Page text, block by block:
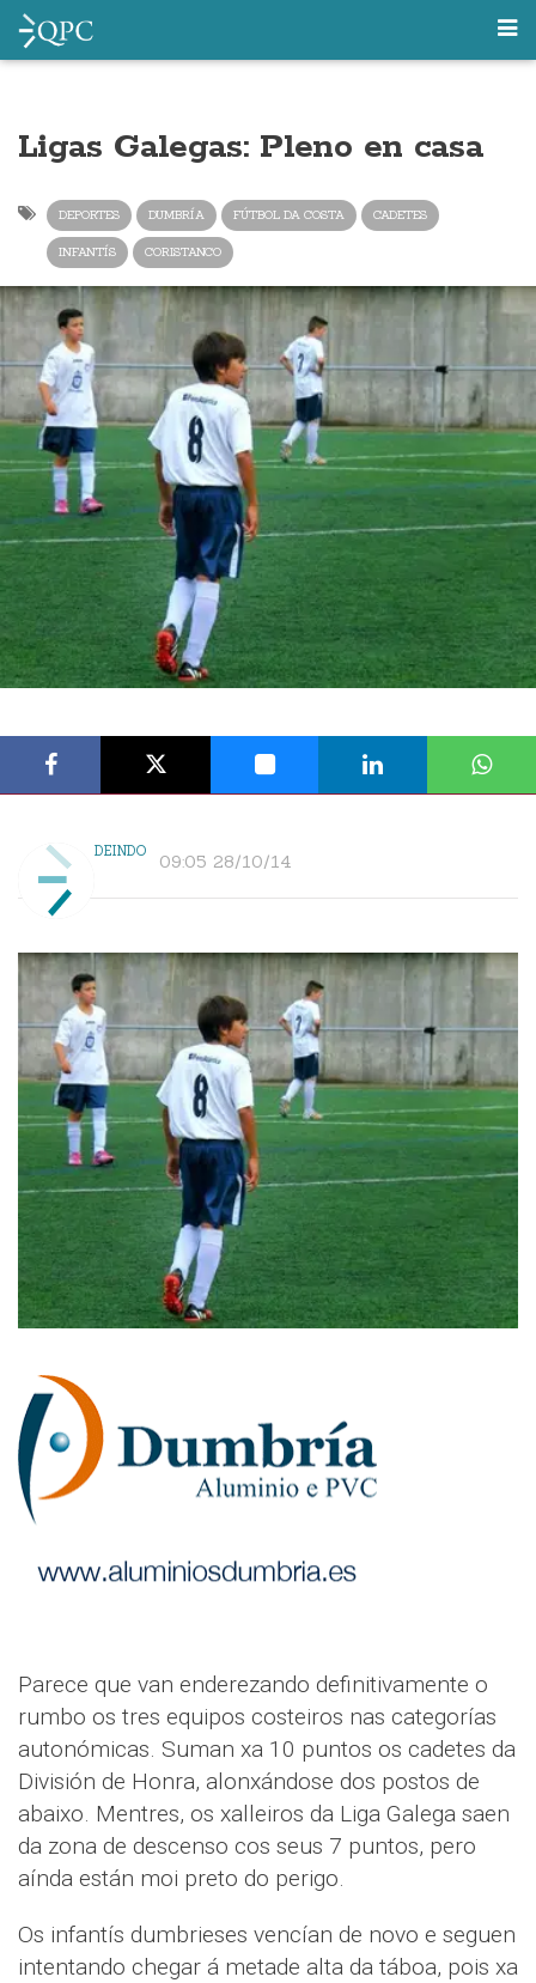
Ligas Galegas: Pleno en casa
DEPORTES DUMBRÍA FÚTBOL DA COSTA CADETES
INFANTÍS CORISTANCO
DEINDO 09:05 28/10/14
Parece que van enderezando definitivamente o
rumbo os tres equipos costeiros nas categorías
autonómicas. Suman xa 10 puntos os cadetes da
División de Honra, alonxándose dos postos de
abaixo. Mentres, os xalleiros da Liga Galega saen
da zona de descenso cos seus 7 puntos, pero
aínda están moi preto do perigo.
Os infantís dumbrieses vencían de novo e seguen
intentando chegar á metade alta da táboa, pois xa